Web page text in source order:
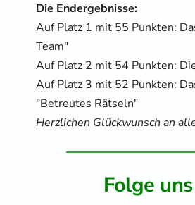
Die Endergebnisse:
Auf Platz 1 mit 55 Punkten:
Team"
Auf Platz 2 mit 54 Punkten:
Auf Platz 3 mit 52 Punkten:
"Betreutes Rätseln"
Herzlichen Glückwunsch an
Folge